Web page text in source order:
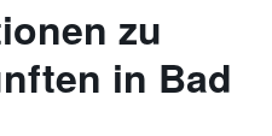
zu
in Bad